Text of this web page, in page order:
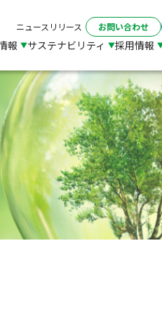
ニュースリリース お問い合わせ
報 サステナビリティ 採用情報